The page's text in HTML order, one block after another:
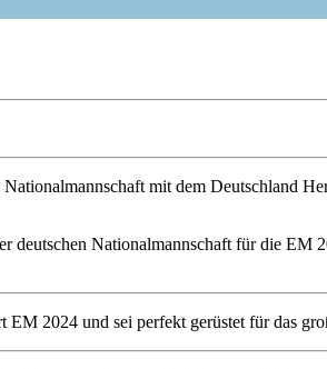
mit dem Deutschland
deutschen Nationalmannschaft für die